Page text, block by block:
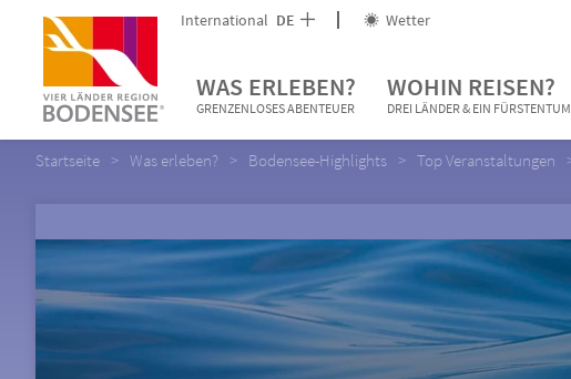
International DE Wetter
WAS ERLEBEN?
GRENZENLOSES ABENTEUER
WOHIN REISEN?
DREI LÄNDER & EIN FÜRSTENTUM
Startseite Was erleben? Bodensee-Highlights Top Veranstaltungen